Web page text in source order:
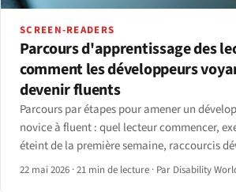
SCREEN-READERS
Parcours d'apprentissage des
comment les développeurs
devenir fluents
Parcours par étapes pour amener un
novice à fluent : quel lecteur commencer,
éteint de la première semaine, raccourcis
presque personne n'enseigne, et repères
22 mai 2026 ·21 min de lecture · Par Disability